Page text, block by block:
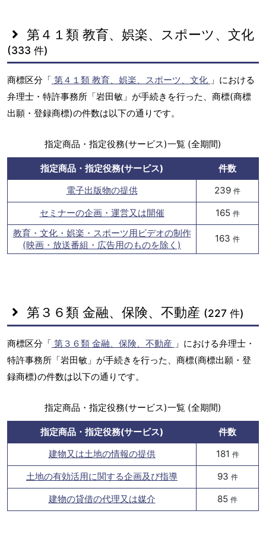
第４１類 教育、娯楽、スポーツ、文化
(333 件)
商標区分「 第４１類 教育、娯楽、スポーツ、文化 」における
弁理士・特許事務所「岩田敏」が手続きを行った、商標(商標
出願・登録商標)の件数は以下の通りです。
指定商品・指定役務(サービス)一覧 (全期間)
指定商品・指定役務(サービス)
件数
電子出版物の提供
239 件
セミナーの企画・運営又は開催 165 件
教育・文化・娯楽・スポーツ用ビデオの制作
(映画・放送番組・広告用のものを除く)
163 件
第３６類 金融、保険、不動産 (227 件)
商標区分「 第３６類 金融、保険、不動産 」における弁理士・
特許事務所「岩田敏」が手続きを行った、商標(商標出願・登
録商標)の件数は以下の通りです。
指定商品・指定役務(サービス)一覧 (全期間)
指定商品・指定役務(サービス)
件数
建物又は土地の情報の提供
181 件
土地の有効活用に関する企画及び指導 93 件
建物の貸借の代理又は媒介 85 件